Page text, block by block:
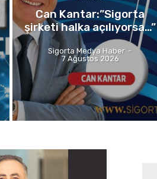
Can Kantar:”Sigorta
şirketi halka açılıyorsa…”
Sigorta Medya Haber -
7 Ağustos 2026